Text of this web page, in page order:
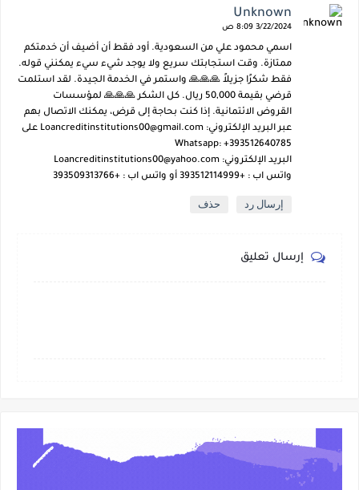
Unknown
3/22/2024 8:09 ص
اسمي محمود علي من السعودية. أود فقط أن أضيف أن خدمتكم
ممتازة. وقت استجابتك سريع ولا يوجد شيء سيء يمكنني قوله.
فقط شكرًا جزيلاً 🙏🙏🙏 واستمر في الخدمة الجيدة. لقد استلمت
قرضي بقيمة 50,000 ريال. كل الشكر 🙏🙏🙏 لمؤسسات
القروض الائتمانية. إذا كنت بحاجة إلى قرض، يمكنك الاتصال بهم
عبر البريد الإلكتروني: Loancreditinstitutions00@gmail.com على
Whatsapp: +393512640785
البريد الإلكتروني: Loancreditinstitutions00@yahoo.com
واتس اب : +393512114999 أو واتس اب : +393509313766
إرسال رد حذف
إرسال تعليق